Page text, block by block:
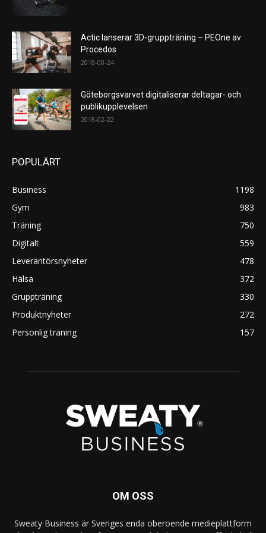
Actic lanserar 3D-gruppträning – PEOne av
Procedos
2018-08-24
Göteborgsvarvet digitaliserar deltagar- och
publikupplevelsen
2018-02-22
POPULÄRT
Business
1198
Gym
983
Träning
750
Digitalt
559
Leverantörsnyheter
478
Hälsa
372
Gruppträning
330
Produktnyheter
272
Personlig träning
157
OM OSS
Sweaty Business är Sveriges enda oberoende medieplattform